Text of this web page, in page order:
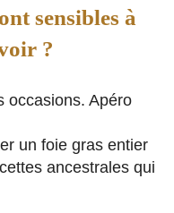
sensibles à
?
occasions. Apéro
un foie gras entier
ancestrales qui